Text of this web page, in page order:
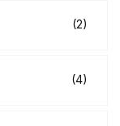
(2)
(4)